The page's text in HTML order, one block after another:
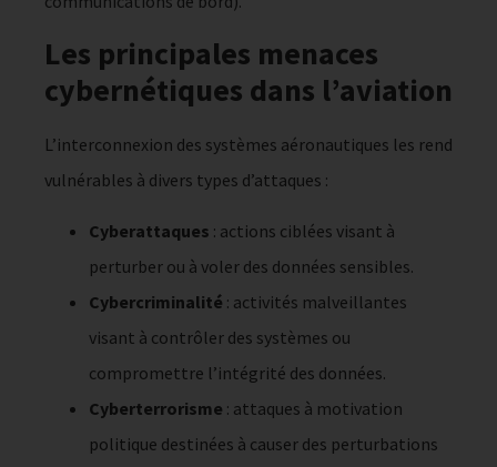
Les principales menaces
cybernétiques dans l’aviation
L’interconnexion des systèmes aéronautiques les rend
vulnérables à divers types d’attaques :
Cyberattaques : actions ciblées visant à
perturber ou à voler des données sensibles.
Cybercriminalité : activités malveillantes
visant à contrôler des systèmes ou
compromettre l’intégrité des données.
Cyberterrorisme : attaques à motivation
politique destinées à causer des perturbations